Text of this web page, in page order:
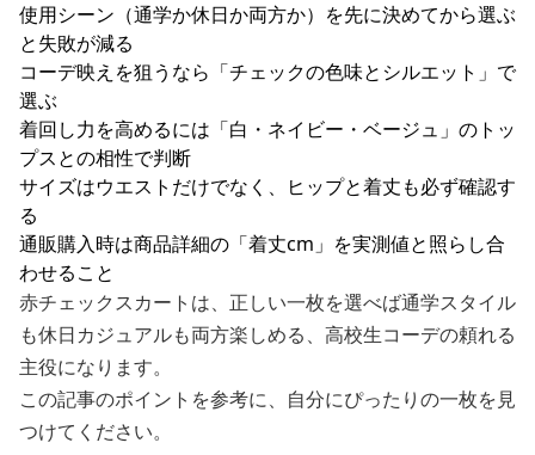
使用シーン（通学か休日か両方か）を先に決めてから選ぶ
と失敗が減る
コーデ映えを狙うなら「チェックの色味とシルエット」で
選ぶ
着回し力を高めるには「白・ネイビー・ベージュ」のトッ
プスとの相性で判断
サイズはウエストだけでなく、ヒップと着丈も必ず確認す
る
通販購入時は商品詳細の「着丈cm」を実測値と照らし合
わせること
赤チェックスカートは、正しい一枚を選べば通学スタイル
も休日カジュアルも両方楽しめる、高校生コーデの頼れる
主役になります。
この記事のポイントを参考に、自分にぴったりの一枚を見
つけてください。